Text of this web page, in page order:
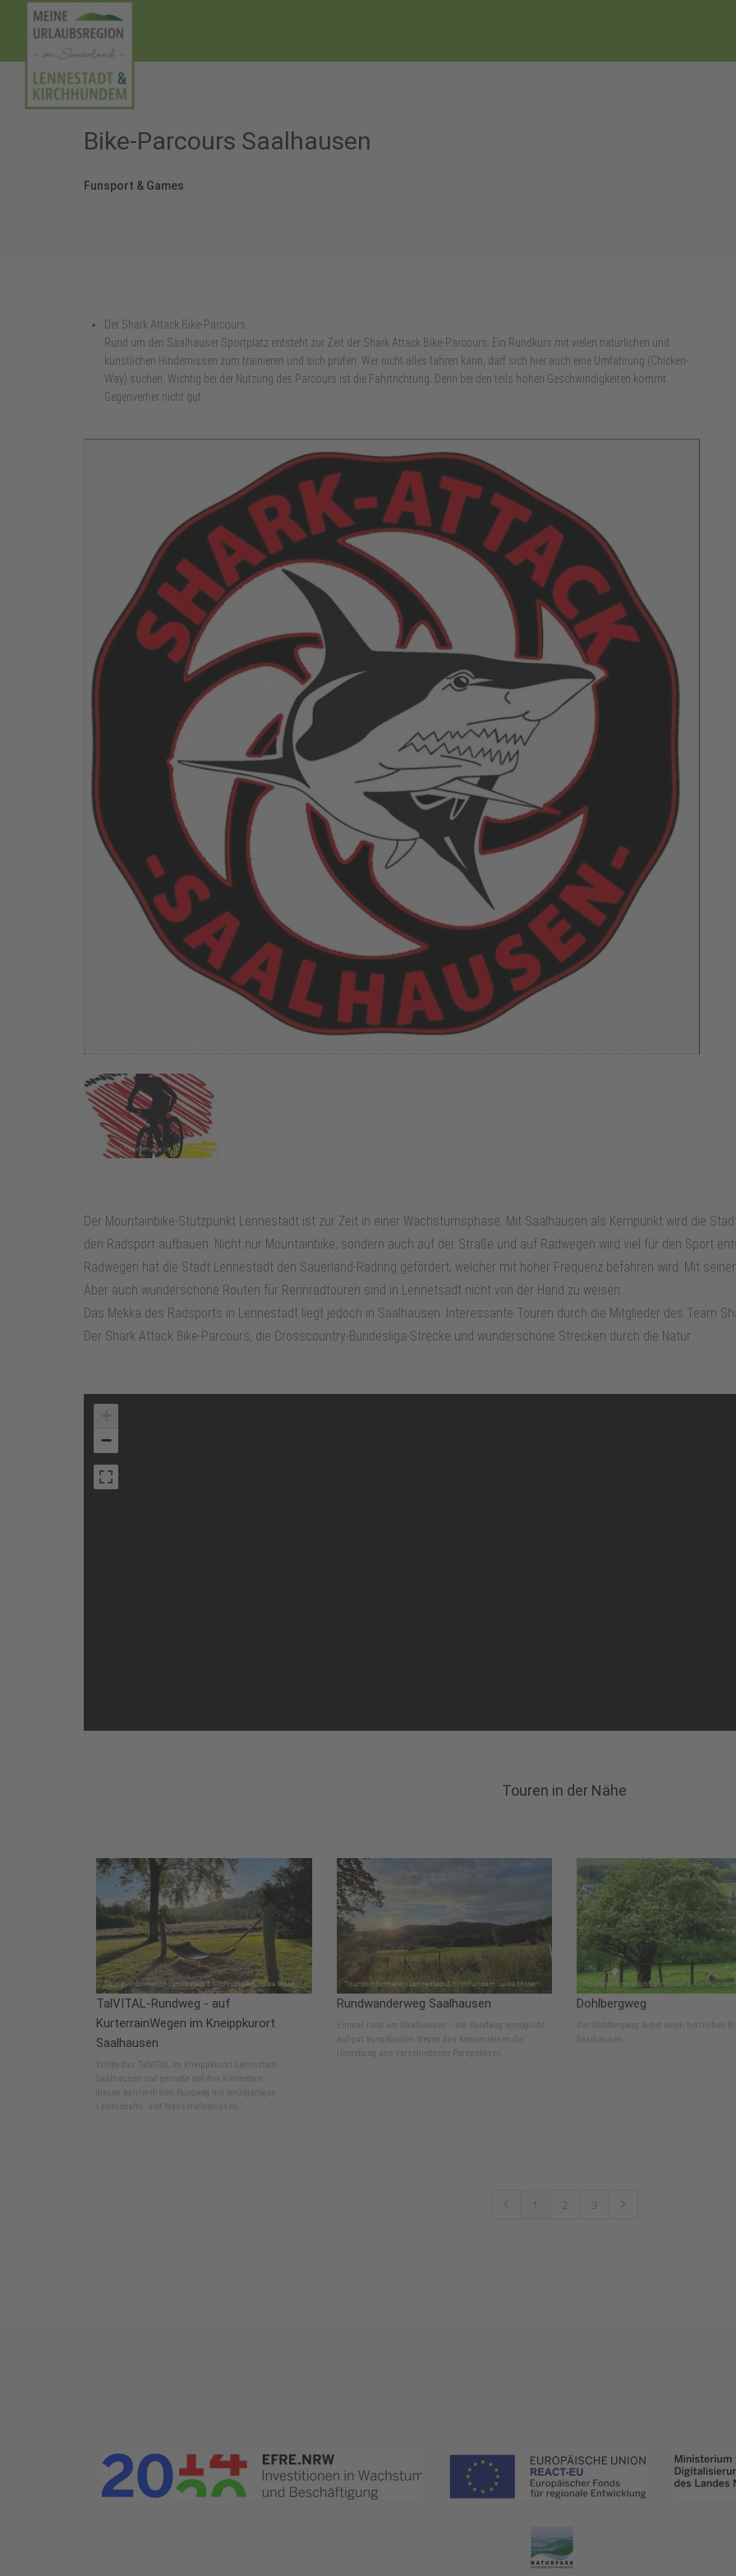
Bike-Parcours Saalhausen
Funsport & Games
Der Shark Attack Bike-Parcours
Rund um den Saalhauser Sportplatz entsteht zur Zeit der Shark Attack Bike-Parcours. Ein Rundkurs mit vielen natürlichen und
künstlichen Hindernissen zum trainieren und sich prüfen. Wer nicht alles fahren kann, darf sich hier auch eine Umfahrung (Chicken-
Way) suchen. Wichtig bei der Nutzung des Parcours ist die Fahrtrichtung. Denn bei den teils hohen Geschwindigkeiten kommt
Gegenverher nicht gut.
Der Mountainbike-Stützpunkt Lennestadt ist zur Zeit in einer Wachstumsphase. Mit Saalhausen als Kernpunkt wird die
den Radsport aufbauen. Nicht nur Mountainbike, sondern auch auf der Straße und auf Radwegen wird viel für den Sport
Radwegen hat die Stadt Lennestadt den Sauerland-Radring gefördert, welcher mit hoher Frequenz befahren wird. Mit
Aber auch wunderschöne Routen für Rennradtouren sind in Lennetsadt nicht von der Hand zu weisen....
Das Mekka des Radsports in Lennestadt liegt jedoch in Saalhausen. Interessante Touren durch die Mitglieder des Team
Der Shark Attack Bike-Parcours, die Crosscountry-Bundesliga-Strecke und wunderschöne Strecken durch die Natur....
−
Touren in der Nähe
TalVITAL-Rundweg - auf
KurterrainWegen im Kneippkurort
Saalhausen
Erlebe das TalVITAL im Kneippkurort Lennestadt-
Saalhausen und genieße auf drei Kilometern
diesen barrierefreien Rundweg mit einzigartigen
Landschafts- und Wassererlebnissen.
Rundwanderweg Saalhausen
Einmal rund um Saalhausen – der Rundweg ermöglicht
auf gut ausgebauten Wegen das Kennenlernen der
Umgebung aus verschiedenen Perspektiven.
Dohlbergweg
Der Dohlbergweg bietet einen herrlichen
Saalhausen.
1 2 3